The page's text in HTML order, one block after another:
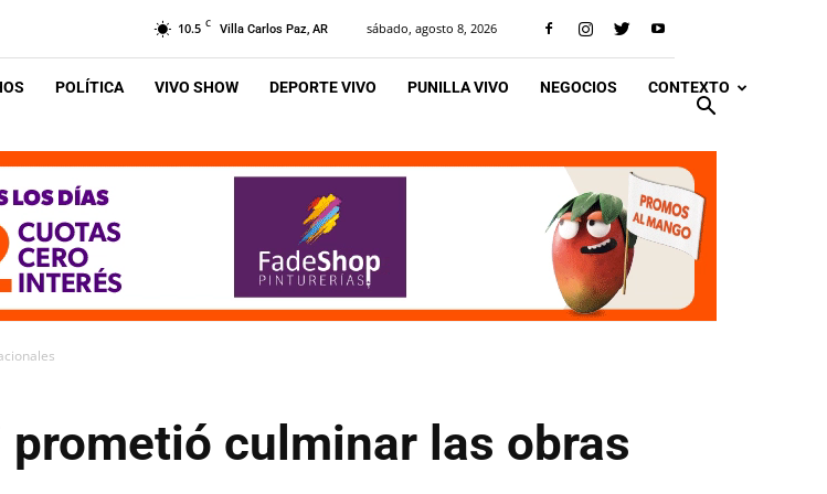
10.5 C Villa Carlos Paz, AR sábado, agosto 8, 2026
POLÍTICA VIVO SHOW DEPORTE VIVO PUNILLA VIVO NEGOCIOS CONTEXTO
culminar las obras